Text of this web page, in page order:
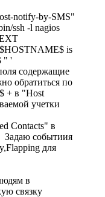
notify-by-SMS"
ssh -l nagios
is
" '
содержащие
обратиться по
+ в "Host
учетки
Contacts" в
Задаю событиия
для
в
связку